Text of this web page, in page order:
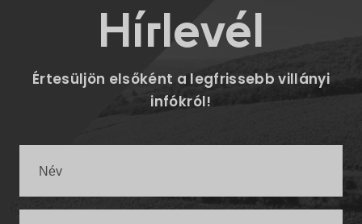
Hírlevél
Értesüljön elsőként a legfrissebb villányi
infókról!